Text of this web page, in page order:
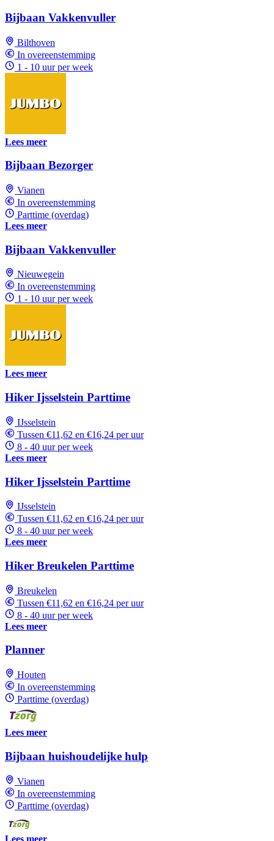
Bijbaan Vakkenvuller
Bilthoven
In overeenstemming
1 - 10 uur per week
Lees meer
Bijbaan Bezorger
Vianen
In overeenstemming
Parttime (overdag)
Lees meer
Bijbaan Vakkenvuller
Nieuwegein
In overeenstemming
1 - 10 uur per week
Lees meer
Hiker Ijsselstein Parttime
IJsselstein
Tussen €11,62 en €16,24 per uur
8 - 40 uur per week
Lees meer
Hiker Ijsselstein Parttime
IJsselstein
Tussen €11,62 en €16,24 per uur
8 - 40 uur per week
Lees meer
Hiker Breukelen Parttime
Breukelen
Tussen €11,62 en €16,24 per uur
8 - 40 uur per week
Lees meer
Planner
Houten
In overeenstemming
Parttime (overdag)
Lees meer
Bijbaan huishoudelijke hulp
Vianen
In overeenstemming
Parttime (overdag)
Lees meer